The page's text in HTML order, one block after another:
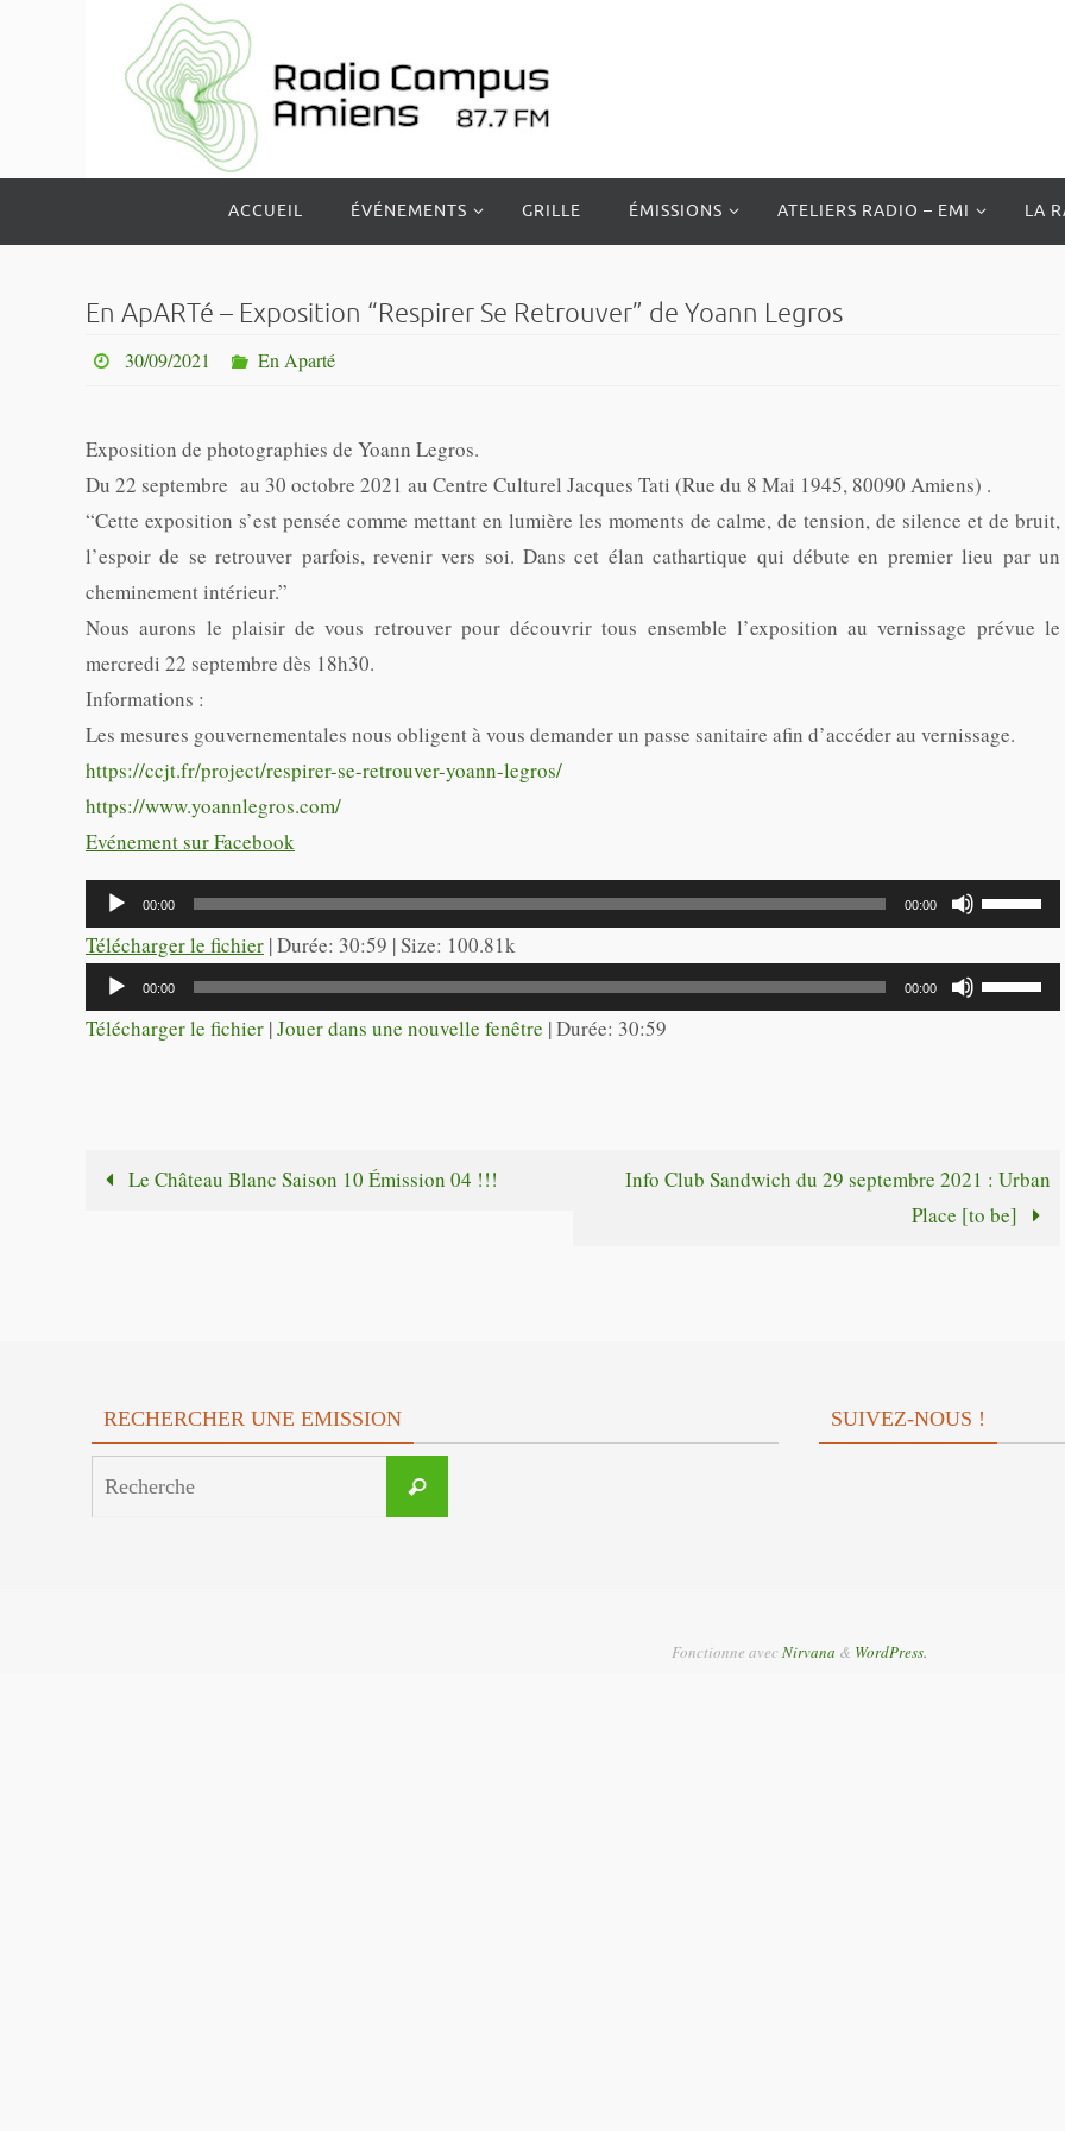
le
ACCUEIL ÉVÉNEMENTS GRILLE ÉMISSIONS ATELIERS RADIO – EMI LA
En ApARTé – Exposition “Respirer Se Retrouver” de Yoann Legros
30/09/2021 En Aparté
Exposition de photographies de Yoann Legros.
Du 22 septembre au 30 octobre 2021 au Centre Culturel Jacques Tati (Rue du 8 Mai 1945, 80090 Amiens) .
“Cette exposition s’est pensée comme mettant en lumière les moments de calme, de tension, de silence et de bruit,
l’espoir de se retrouver parfois, revenir vers soi. Dans cet élan cathartique qui débute en premier lieu par un
cheminement intérieur.”
Nous aurons le plaisir de vous retrouver pour découvrir tous ensemble l’exposition au vernissage prévue le
mercredi 22 septembre dès 18h30.
Informations :
Les mesures gouvernementales nous obligent à vous demander un passe sanitaire afin d’accéder au vernissage.
https://ccjt.fr/project/respirer-se-retrouver-yoann-legros/
https://www.yoannlegros.com/
Evénement sur Facebook
Lecteur
audio
00:00 00:00
Utilisez
les
flèches
le
volume.
Télécharger le fichier | Durée: 30:59 | Size: 100.81k
Lecteur
audio
00:00 00:00
Utilisez
les
ou
diminuer
Télécharger le fichier |Jouer dans une nouvelle fenêtre |Durée: 30:59
Le Château Blanc Saison 10 Émission 04 !!!
Info Club Sandwich du 29 septembre 2021 : Urban
Place [to be]
RECHERCHER UNE EMISSION
Recherche
SUIVEZ-NOUS !
Fonctionne avec Nirvana & WordPress.